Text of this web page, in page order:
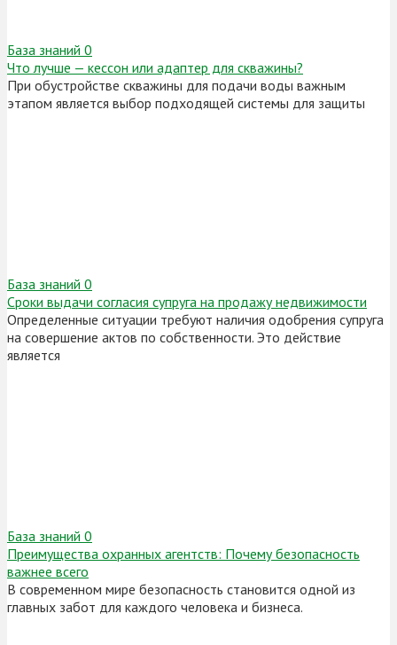
База знаний 0
Что лучше — кессон или адаптер для скважины?
При обустройстве скважины для подачи воды важным
этапом является выбор подходящей системы для защиты
База знаний 0
Сроки выдачи согласия супруга на продажу недвижимости
Определенные ситуации требуют наличия одобрения супруга
на совершение актов по собственности. Это действие
является
База знаний 0
Преимущества охранных агентств: Почему безопасность
важнее всего
В современном мире безопасность становится одной из
главных забот для каждого человека и бизнеса.